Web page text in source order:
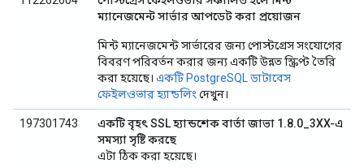
ম্যানেজমেন্ট সার্ভার আপডেট করা প্রয়োজন
মিন্ট ম্যানেজমেন্ট সার্ভারের জন্য পোস্টগ্রেস সংযোগের
বিবরণ পরিবর্তন করার জন্য একটি উন্নত স্ক্রিপ্ট তৈরি
করা হয়েছে। একটি PostgreSQL ডাটাবেস
ফেইলওভার হ্যান্ডলিং দেখুন।
197301743
একটি বৃহৎ SSL হ্যান্ডশেক বার্তা জাভা 1.8.0_3XX-এ
সমস্যা সৃষ্টি করছে
এটা ঠিক করা হয়েছে।